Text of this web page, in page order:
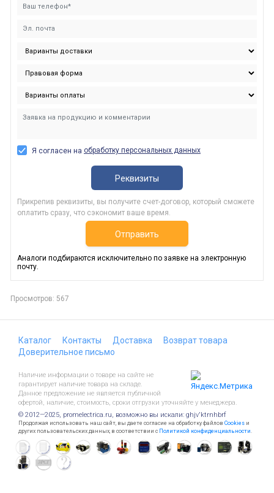
Я согласен на обработку персональных данных
Реквизиты
Прикрепив реквизиты, вы получите счет-договор, который сможете
оплатить сразу, что сэкономит ваше время.
Отправить
Аналоги подбираются исключительно по заявке на электронную
почту.
Просмотров: 567
Каталог Контакты Доставка
Возврат товара
Доверительное письмо
Наличие информации о товаре на сайте не
гарантирует наличие товара на складе.
Данное предложение не является публичной
офертой, наличие, стоимость, сроки отгрузки уточняйте у менеджера.
© 2012—2025, promelectrica.ru, возможно вы искали: ghjv'ktrnhbrf
Продолжая использовать наш сайт, вы даете согласие на обработку файлов Cookies и
других пользовательских данных, в соответствии с Политикой конфиденциальности.